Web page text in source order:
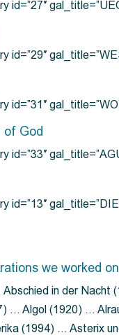
id=”27″
id=”29″
id=”31″
of God
id=”33″
id=”13″
we worked
in der
… Algol (1920) …
(1994) … Asterix